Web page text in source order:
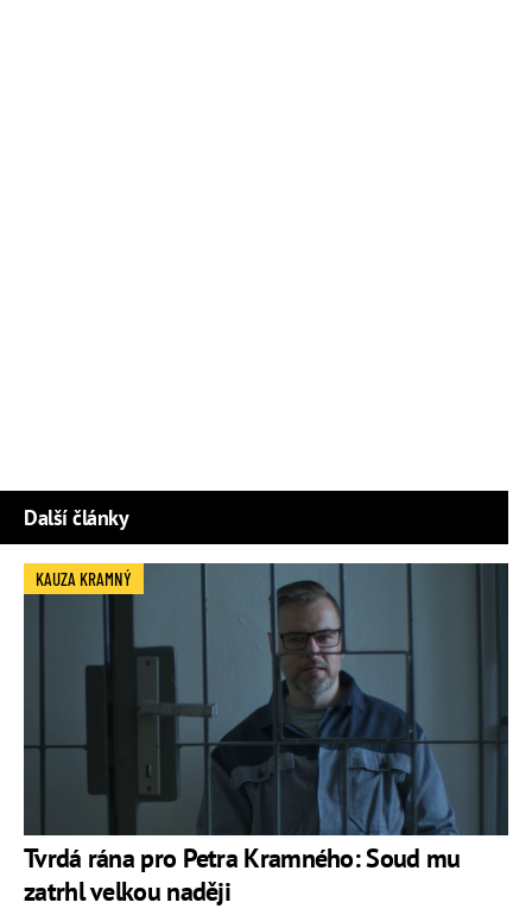
Další články
Tvrdá rána pro Petra Kramného: Soud mu
zatrhl velkou naději
KAUZA KRAMNÝ